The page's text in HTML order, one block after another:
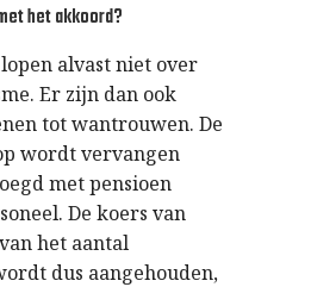
het akkoord?
alvast niet over
Er zijn dan ook
tot wantrouwen. De
wordt vervangen
met pensioen
De koers van
het aantal
dus aangehouden,